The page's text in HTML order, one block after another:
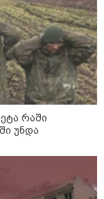
წაქეზება იყო" -
რაში
უნდა